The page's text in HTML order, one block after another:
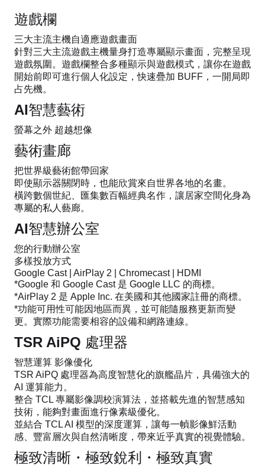
遊戲欄
三大主流主機自適應遊戲畫面
針對三大主流遊戲主機量身打造專屬顯示畫面，完整呈現
遊戲氛圍。遊戲欄整合多種顯示與遊戲模式，讓你在遊戲
開始前即可進行個人化設定，快速疊加 BUFF，一開局即
占先機。
AI智慧藝術
螢幕之外 超越想像
藝術畫廊
把世界級藝術館帶回家
即使顯示器關閉時，也能欣賞來自世界各地的名畫。
橫跨數個世紀、匯集數百幅經典名作，讓居家空間化身為
專屬的私人藝廊。
AI智慧辦公室
您的行動辦公室
多樣投放方式
Google Cast | AirPlay 2 | Chromecast | HDMI
*Google 和 Google Cast 是 Google LLC 的商標。
*AirPlay 2 是 Apple Inc. 在美國和其他國家註冊的商標。
*功能可用性可能因地區而異，並可能隨服務更新而變
更。實際功能需要相容的設備和網路連線。
TSR AiPQ 處理器
智慧運算 影像優化
TSR AiPQ 處理器為高度智慧化的旗艦晶片，具備強大的
AI 運算能力。
整合 TCL 專屬影像調校演算法，並搭載先進的智慧感知
技術，能夠對畫面進行像素級優化。
並結合 TCL AI 模型的深度運算，讓每一幀影像鮮活動
感、豐富層次與自然清晰度，帶來近乎真實的視覺體驗。
極致清晰・極致銳利・極致真實